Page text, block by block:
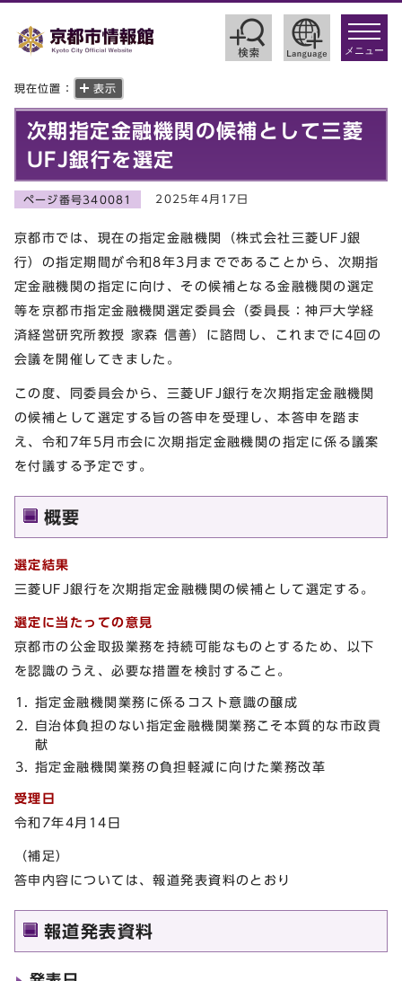
toggle
メニュー
現在位置： 表示
次期指定金融機関の候補として三菱
UFJ銀行を選定
ページ番号340081 2025年4月17日
京都市では、現在の指定金融機関（株式会社三菱UFJ銀
行）の指定期間が令和8年3月までであることから、次期指
定金融機関の指定に向け、その候補となる金融機関の選定
等を京都市指定金融機関選定委員会（委員長：神戸大学経
済経営研究所教授 家森 信善）に諮問し、これまでに4回の
会議を開催してきました。
この度、同委員会から、三菱UFJ銀行を次期指定金融機関
の候補として選定する旨の答申を受理し、本答申を踏ま
え、令和7年5月市会に次期指定金融機関の指定に係る議案
を付議する予定です。
概要
選定結果
三菱UFJ銀行を次期指定金融機関の候補として選定する。
選定に当たっての意見
京都市の公金取扱業務を持続可能なものとするため、以下
を認識のうえ、必要な措置を検討すること。
指定金融機関業務に係るコスト意識の醸成
自治体負担のない指定金融機関業務こそ本質的な市政貢
献
指定金融機関業務の負担軽減に向けた業務改革
受理日
令和7年4月14日
（補足）
答申内容については、報道発表資料のとおり
報道発表資料